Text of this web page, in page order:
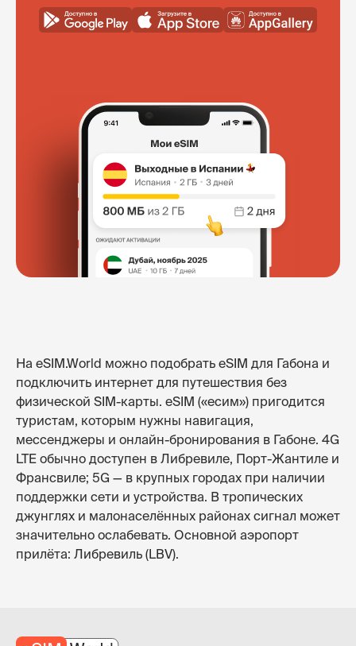
На eSIM.World можно подобрать eSIM для Габона и
подключить интернет для путешествия без
физической SIM-карты. eSIM («есим») пригодится
туристам, которым нужны навигация,
мессенджеры и онлайн-бронирования в Габоне. 4G
LTE обычно доступен в Либревиле, Порт-Жантиле и
Франсвиле; 5G — в крупных городах при наличии
поддержки сети и устройства. В тропических
джунглях и малонаселённых районах сигнал может
значительно ослабевать. Основной аэропорт
прилёта: Либревиль (LBV).